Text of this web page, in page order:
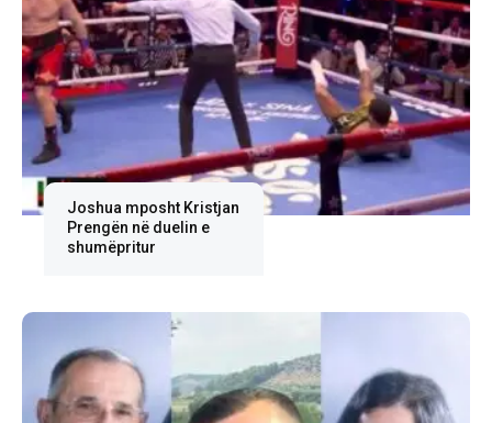
Joshua mposht Kristjan
Prengën në duelin e
shumëpritur